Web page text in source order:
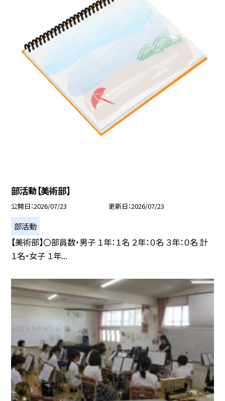
部活動【美術部】
公開日 2026/07/23 更新日 2026/07/23
部活動
【美術部】〇部員数・男子 １年：１名 ２年：０名 ３年：０名 計
１名・女子 １年...